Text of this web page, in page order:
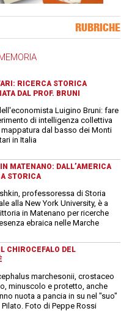
RUBRICHE
RICERCA STORICA
DAL PROF. BRUNI
Luigino Bruni: fare
di intelligenza collettiva
mappatura dal basso dei Monti
in Italia
MATENANO: DALL’AMERICA
STORICA
professoressa di Storia
alla New York University, è a
in Matenano per ricerche
ebraica nelle Marche
CHIROCEFALO DEL
marchesonii, crostaceo
minuscolo e protetto, anche
nuota a pancia in su nel "suo"
Foto di Peppe Rossi